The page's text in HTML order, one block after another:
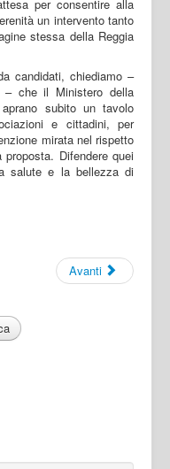
per consentire alla
un intervento tanto
stessa della Reggia
candidati, chiediamo –
– che il Ministero della
subito un tavolo
e cittadini, per
mirata nel rispetto
Difendere quei
salute e la bellezza di
Avanti